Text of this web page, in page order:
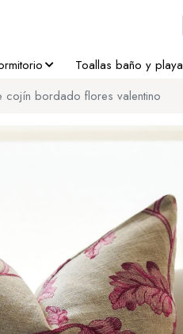
Toallas baño y playa
cojín bordado flores valentino